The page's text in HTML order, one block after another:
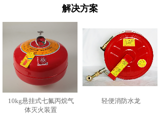
10kg悬挂式七氟丙烷气
体灭火装置
轻便消防水龙
解决方案